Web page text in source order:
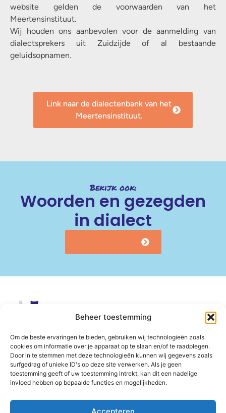
Beheer toestemming
Om de beste ervaringen te bieden, gebruiken wij technologieën zoals
cookies om informatie over je apparaat op te slaan en/of te raadplegen.
Door in te stemmen met deze technologieën kunnen wij gegevens zoals
surfgedrag of unieke ID's op deze site verwerken. Als je geen
toestemming geeft of uw toestemming intrekt, kan dit een nadelige
invloed hebben op bepaalde functies en mogelijkheden.
Accepteren
website gelden de voorwaarden van het
Meertensinstituut.
Wij houden ons aanbevolen voor de aanmelding van
dialectsprekers uit Zuidzijde of al bestaande
geluidsopnamen.
Link naar de dialectenbank van het
Meertensinstituut.
Bekijk ook:
Woorden en gezegden
in dialect
Email
info@eilanddialect.nl
Follow